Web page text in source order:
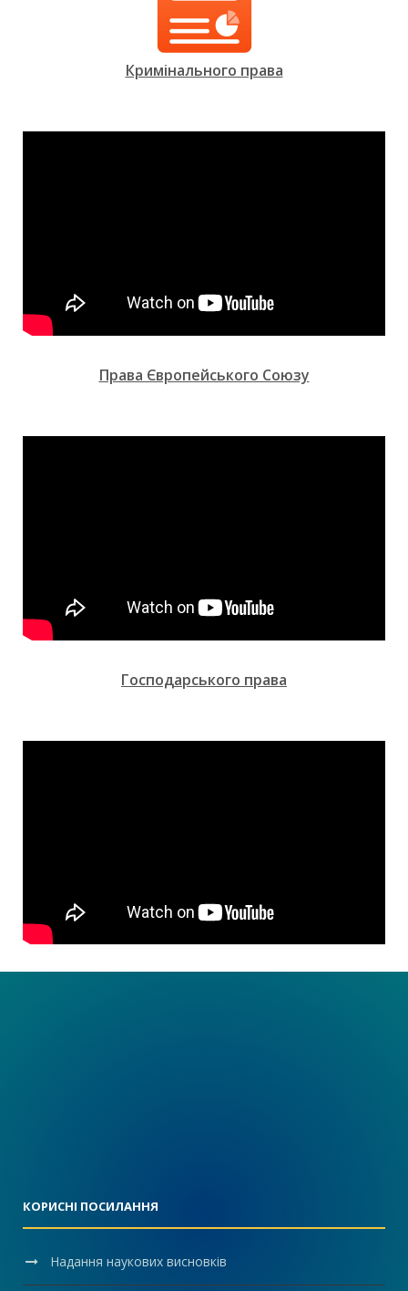
Кримінального права
Права Європейського Союзу
Господарського права
КОРИСНІ ПОСИЛАННЯ
Надання наукових висновків